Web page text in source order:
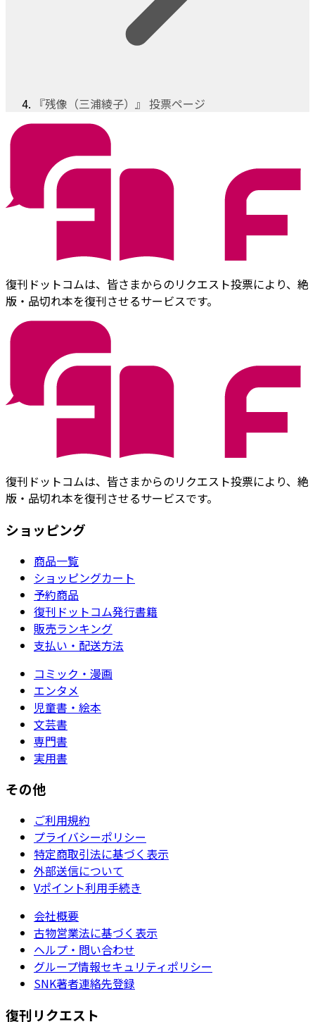
『残像（三浦綾子）』 投票ページ
復刊ドットコムは、皆さまからのリクエスト投票により、絶
版・品切れ本を復刊させるサービスです。
復刊ドットコムは、皆さまからのリクエスト投票により、絶
版・品切れ本を復刊させるサービスです。
ショッピング
商品一覧
ショッピングカート
予約商品
復刊ドットコム発行書籍
販売ランキング
支払い・配送方法
コミック・漫画
エンタメ
児童書・絵本
文芸書
専門書
実用書
その他
ご利用規約
プライバシーポリシー
特定商取引法に基づく表示
外部送信について
Vポイント利用手続き
会社概要
古物営業法に基づく表示
ヘルプ・問い合わせ
グループ情報セキュリティポリシー
SNK著者連絡先登録
復刊リクエスト